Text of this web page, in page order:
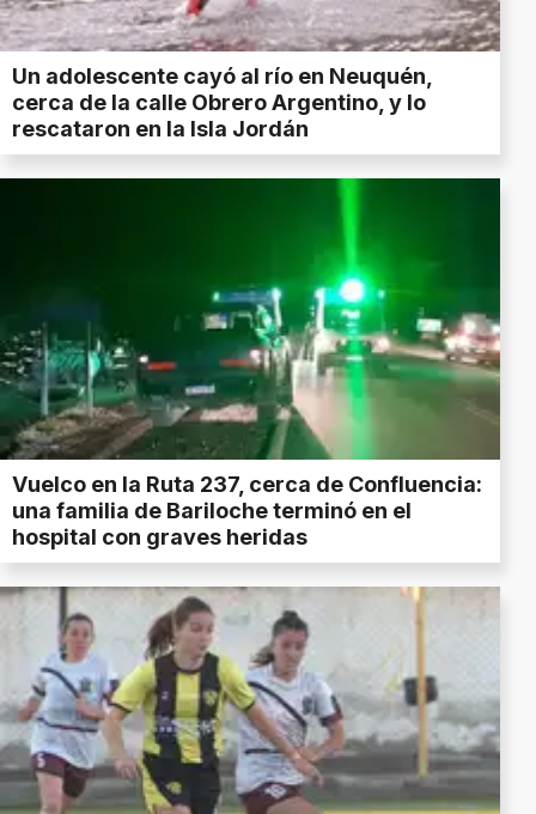
Un adolescente cayó al río en Neuquén,
cerca de la calle Obrero Argentino, y lo
rescataron en la Isla Jordán
Vuelco en la Ruta 237, cerca de Confluencia:
una familia de Bariloche terminó en el
hospital con graves heridas